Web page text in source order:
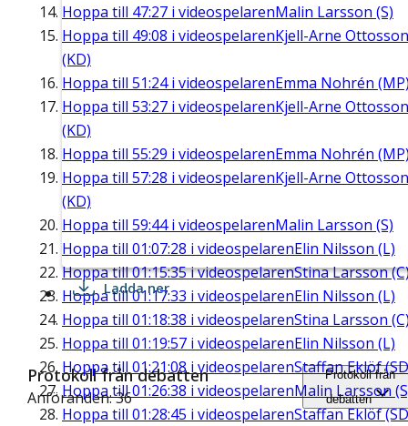
Hoppa till 47:27 i videospelarenMalin Larsson (S)
Hoppa till 49:08 i videospelarenKjell-Arne Ottosson
(KD)
Hoppa till 51:24i videospelarenEmma Nohrén
Hoppa till 53:27 i videospelarenKjell-Arne Ottosson
(KD)
Hoppa till 55:29 i videospelarenEmma Nohrén
Hoppa till 57:28 i videospelarenKjell-Arne Ottosson
(KD)
Hoppa till 59:44i videospelarenMalin Larsson (S)
Hoppa till 01:07:28 i videospelarenElin Nilsson (L)
Hoppa till01:15:35i videospelarenStina Larsson
Hoppa till01:17:33 i videospelarenElin Nilsson (L)
Hoppa till 01:18:38 i videospelarenStina Larsson
Hoppa till 01:19:57 i videospelarenElin Nilsson (L)
Hoppa till 01:21:08 i videospelarenStaffan Eklöf
Hoppa till01:26:38 i videospelarenMalin Larsson
Hoppa till 01:28:45 i videospelarenStaffan Eklöf
Ladda ner
Protokoll från debatten
Anföranden: 36
Protokoll från
debatten